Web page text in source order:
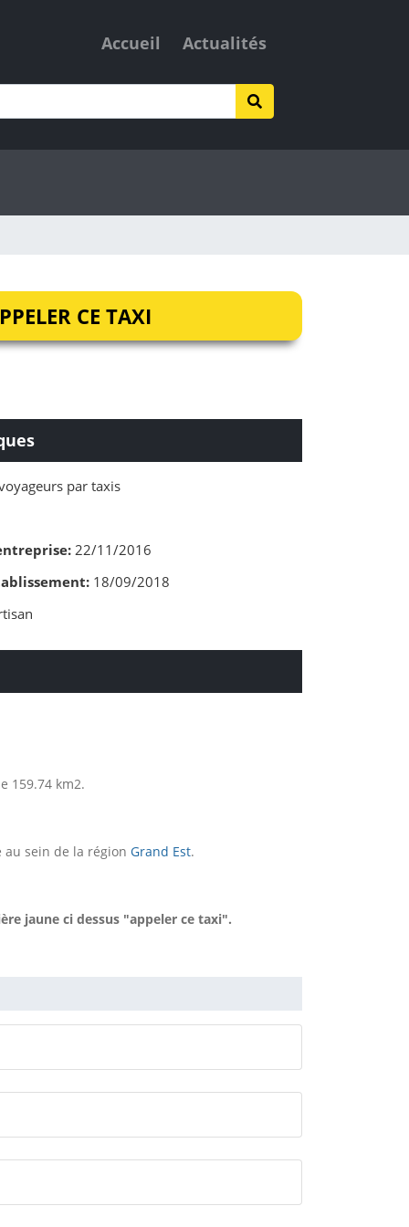
Accueil Actualités
CE TAXI
par taxis
22/11/2016
18/09/2018
159.74 km2.
sein de la région Grand Est.
jaune ci dessus "appeler ce taxi".